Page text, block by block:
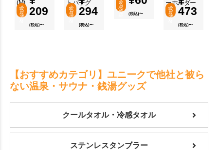
(M)
会
員
価
209
(税込)〜
トバッグ
会
員
価
294
(税込)〜
(M)
会
員
価
(税込)〜
ーホルダー
会
員
価
473
(税込)〜
【おすすめカテゴリ】ユニークで他社と被ら
ない温泉・サウナ・銭湯グッズ
クールタオル・冷感タオル
ステンレスタンブラー